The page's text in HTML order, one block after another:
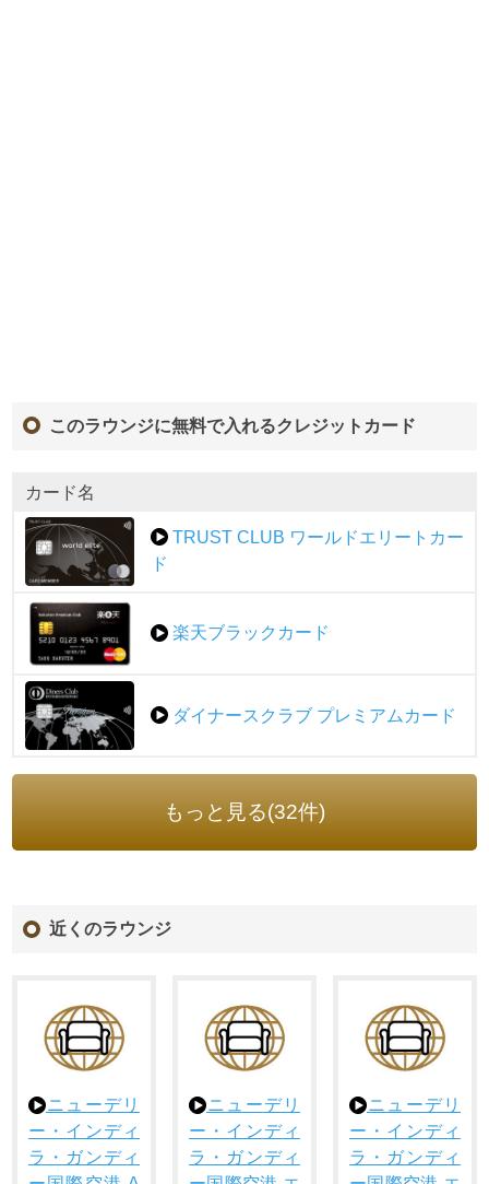
このラウンジに無料で入れるクレジットカード
カード名
TRUST CLUB ワールドエリートカー
ド
楽天ブラックカード
ダイナースクラブ プレミアムカード
もっと見る(32件)
近くのラウンジ
ニューデリ
ー・インディ
ラ・ガンディ
ニューデリ
ー・インディ
ラ・ガンディ
ニューデリ
ー・インディ
ラ・ガンディ